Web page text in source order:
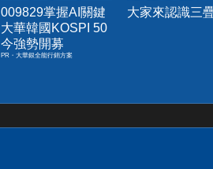
009829掌握AI關鍵
大華韓國KOSPI 50
今強勢開募
PR・大華銀全能行銷方案
大家來認識三